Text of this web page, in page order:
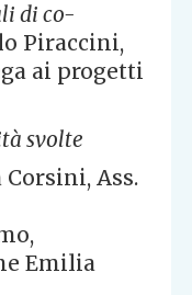
di co-
Piraccini,
ai progetti
svolte
Ass.
Emilia